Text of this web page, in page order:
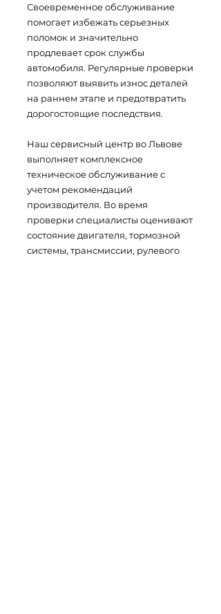
Своевременное обслуживание
помогает избежать серьезных
поломок и значительно
продлевает срок службы
автомобиля. Регулярные проверки
позволяют выявить износ деталей
на раннем этапе и предотвратить
дорогостоящие последствия.
Наш сервисный центр во Львове
выполняет комплексное
техническое обслуживание с
учетом рекомендаций
производителя. Во время
проверки специалисты оценивают
состояние двигателя, тормозной
системы, трансмиссии, рулевого